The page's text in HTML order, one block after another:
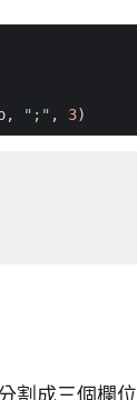
, ";" , 3)